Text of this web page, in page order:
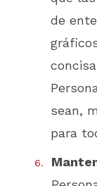
de
sean,
para